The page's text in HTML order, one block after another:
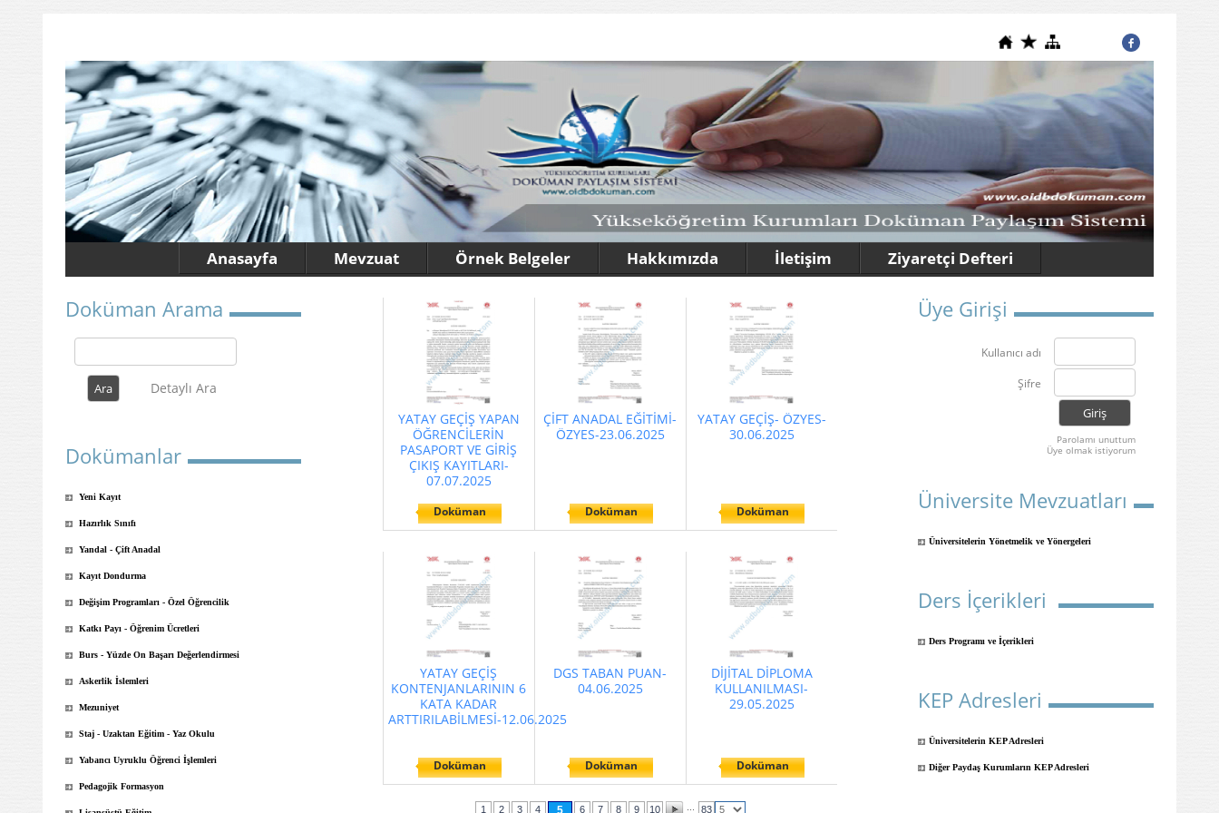
Anasayfa Mevzuat Örnek Belgeler Hakkımızda İletişim Ziyaretçi Defteri
Doküman Arama
Detaylı Ara
Dokümanlar
Yeni Kayıt
Hazırlık Sınıfı
Yandal - Çift Anadal
Kayıt Dondurma
Değişim Programları - Özel Öğrencilik
Katkı Payı - Öğrenim Ücretleri
Burs - Yüzde On Başarı Değerlendirmesi
Askerlik İslemleri
Mezuniyet
Staj - Uzaktan Eğitim - Yaz Okulu
Yabancı Uyruklu Öğrenci İşlemleri
Pedagojik Formasyon
YATAY GEÇİŞ YAPAN
ÖĞRENCİLERİN
PASAPORT VE GİRİŞ
ÇIKIŞ KAYITLARI-
07.07.2025
Doküman
ÇİFT ANADAL EĞİTİMİ-
ÖZYES-23.06.2025
Doküman
YATAY GEÇİŞ- ÖZYES-
30.06.2025
Doküman
YATAY GEÇİŞ
KONTENJANLARININ 6
KATA KADAR
ARTTIRILABİLMESİ-12.06.2025
Doküman
DGS TABAN PUAN-
04.06.2025
Doküman
DİJİTAL DİPLOMA
KULLANILMASI-
29.05.2025
Doküman
1 2 3 4 5 6 7 8 9 10 83
Üye Girişi
Kullanıcı adı
Şifre
Parolamı unuttum
Üye olmak istiyorum
Üniversite Mevzuatları
Üniversitelerin Yönetmelik ve Yönergeleri
Ders İçerikleri
Ders Programı ve İçerikleri
KEP Adresleri
Üniversitelerin KEP Adresleri
Diğer Paydaş Kurumların KEP Adresleri